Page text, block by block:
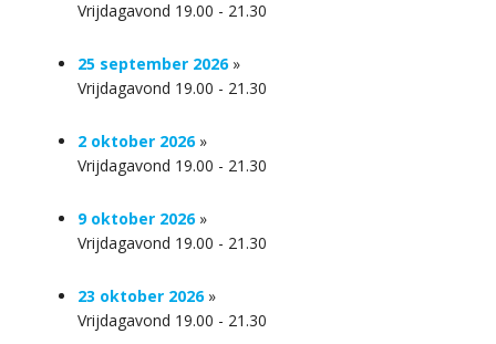
Vrijdagavond 19.00 - 21.30
25 september 2026»
Vrijdagavond 19.00 - 21.30
2 oktober 2026»
Vrijdagavond 19.00 - 21.30
9 oktober 2026»
Vrijdagavond 19.00 - 21.30
23 oktober 2026»
Vrijdagavond 19.00 - 21.30